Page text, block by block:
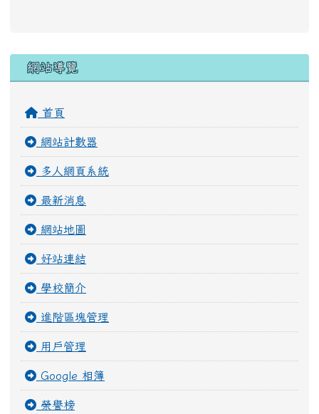
右邊區域內容
網站導覽
首頁
網站計數器
多人網頁系統
最新消息
網站地圖
好站連結
學校簡介
進階區塊管理
用戶管理
Google 相簿
榮譽榜